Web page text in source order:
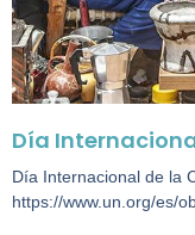
Día
Día Internacional de la
https://www.un.org/es/